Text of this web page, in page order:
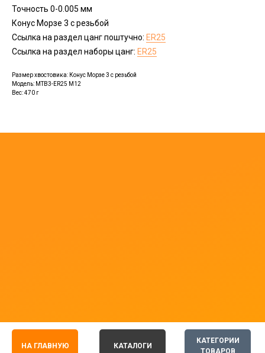
Точность 0-0.005 мм
Конус Морзе 3 с резьбой
Ссылка на раздел цанг поштучно: ER25
Ссылка на раздел наборы цанг: ER25
Размер хвостовика: Конус Морзе 3 с резьбой
Модель: MTВ3-ER25 M12
Вес: 470 г
КАТЕГОРИИ
ТОВАРОВ
НА ГЛАВНУЮ КАТАЛОГИ